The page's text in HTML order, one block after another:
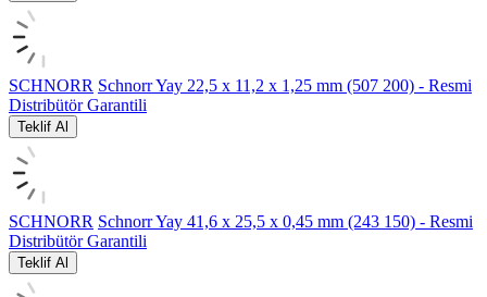
SCHNORR Schnorr Yay 22,5 x 11,2 x 1,25 mm (507 200) - Resmi
Distribütör Garantili
Teklif Al
SCHNORR Schnorr Yay 41,6 x 25,5 x 0,45 mm (243 150) - Resmi
Distribütör Garantili
Teklif Al